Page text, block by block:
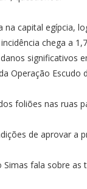
capital egípcia,
chega a
significativos
Operação
foliões nas
de aprovar a
Simas fala sobre